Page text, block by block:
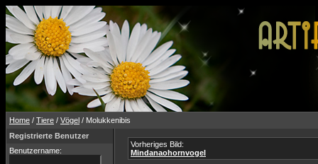
Home / Tiere / Vögel / Molukkenibis
Registrierte Benutzer
Benutzername:
Vorheriges Bild:
Mindanaohornvogel